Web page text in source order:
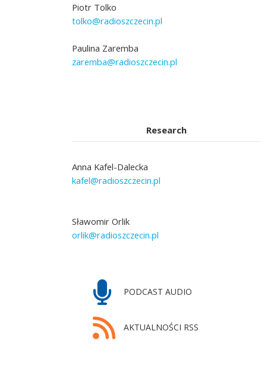
Piotr Tolko
tolko@radioszczecin.pl
Paulina Zaremba
zaremba@radioszczecin.pl
Research
Anna Kafel-Dalecka
kafel@radioszczecin.pl
Sławomir Orlik
orlik@radioszczecin.pl
PODCAST AUDIO
AKTUALNOŚCI RSS